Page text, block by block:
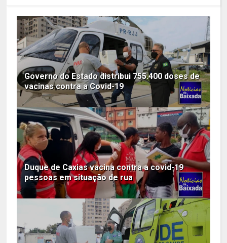
Governo do Estado distribui 755.400 doses de
vacinas contra a Covid-19
Duque de Caxias vacina contra a covid-19
pessoas em situação de rua